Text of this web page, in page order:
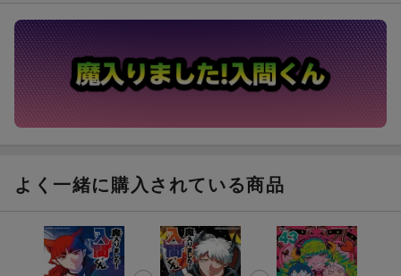
エントリー＆3,000円以上購入で無料データSIM（3GB/月プ
ラン）が当たる！
楽天モバイル紹介キャンペーンの拡散で300円OFFクーポン
よく一緒に購入されている商品